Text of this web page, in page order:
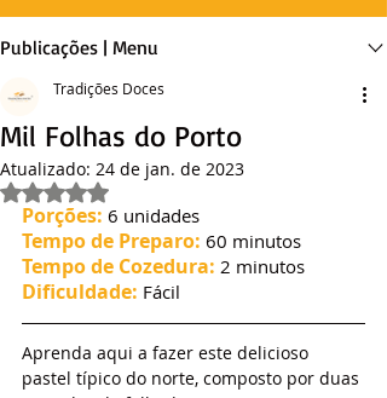
Publicações | Menu
Mil Folhas do Porto
Tradições Doces
Atualizado: 24 de jan. de 2023
Avaliado com NaN de 5 estrelas.
Porções: 6 unidades
Tempo de Preparo: 60 minutos
Tempo de Cozedura: 2 minutos
Dificuldade: Fácil
Aprenda aqui a fazer este delicioso
pastel típico do norte, composto por duas